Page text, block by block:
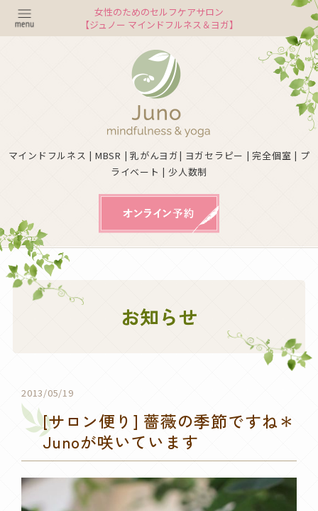
女性のためのセルフケアサロン
【ジュノー マインドフルネス＆ヨガ】
マインドフルネス | MBSR | 乳がんヨガ| ヨガセラピー | 完全個室 | プ
ライベート | 少人数制
お知らせ
2013/05/19
[サロン便り] 薔薇の季節ですね＊
Junoが咲いています